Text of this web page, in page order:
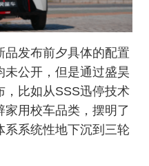
品发布前夕具体的配置
公开，但是通过盛昊
，比如从SSS迅停技术
用校车品类，摆明了
系系统性地下沉到三轮